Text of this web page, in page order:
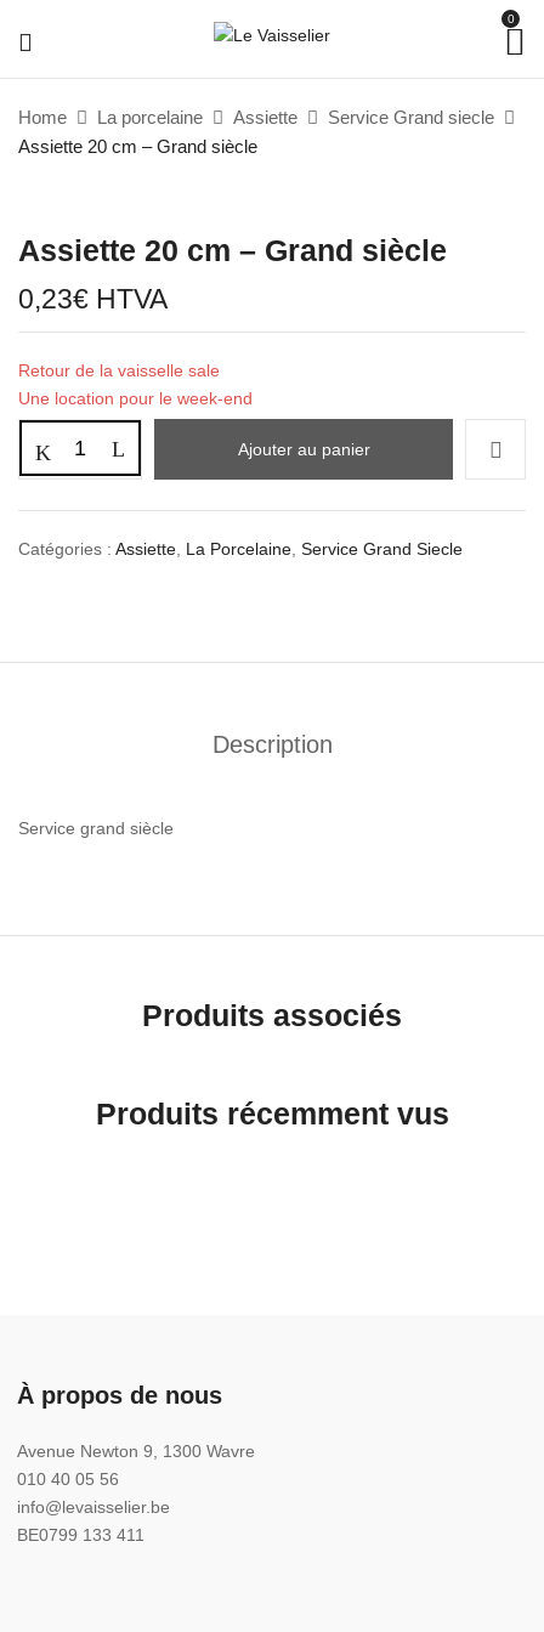
0
Home La porcelaine Assiette
Service Grand siecle
Assiette 20 cm – Grand siècle
Assiette 20 cm – Grand siècle
0,23€ HTVA
Retour de la vaisselle sale
Une location pour le week-end
Ajouter au panier
Catégories : Assiette La Porcelaine Service Grand Siecle
Description
Service grand siècle
Produits associés
Produits récemment vus
À propos de nous
Avenue Newton 9, 1300 Wavre
010 40 05 56
info@levaisselier.be
BE0799 133 411